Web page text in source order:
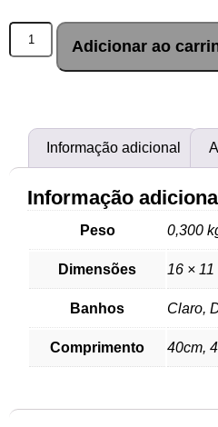
Adicionar ao
Informação adicional
Informação
Peso 0,300
Dimensões 16 ×
Banhos Claro,
Comprimento 40cm,